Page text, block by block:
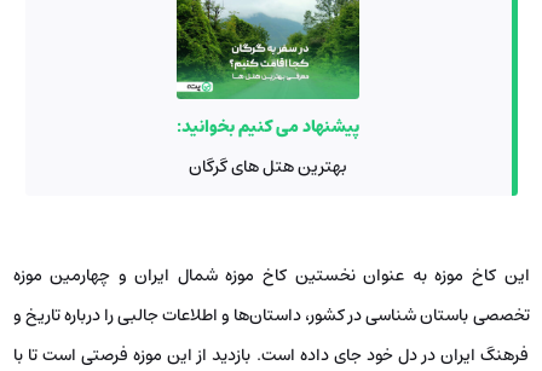
پیشنهاد می کنیم بخوانید:
بهترین هتل های گرگان
این کاخ موزه به عنوان نخستین کاخ موزه شمال ایران و چهارمین موزه
تخصصی باستان شناسی در کشور، داستان‌ها و اطلاعات جالبی را درباره تاریخ و
فرهنگ ایران در دل خود جای داده است. بازدید از این موزه فرصتی است تا با